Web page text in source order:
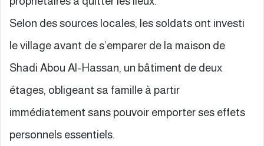
Selon des sources locales, les soldats ont investi
le village avant de s’emparer de la maison de
Shadi Abou Al-Hassan, un bâtiment de deux
étages, obligeant sa famille à partir
immédiatement sans pouvoir emporter ses effets
personnels essentiels.